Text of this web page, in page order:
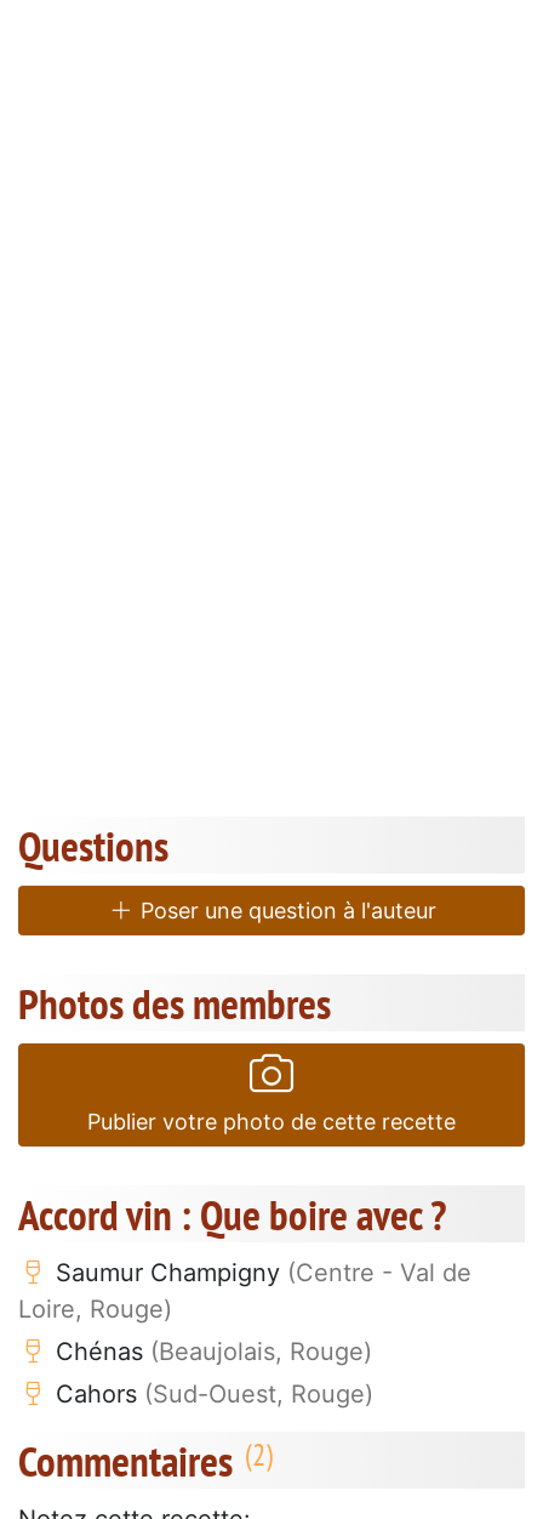
Questions
Poser une question à l'auteur
Photos des membres
Publier votre photo de cette recette
Accord vin : Que boire avec ?
Saumur Champigny (Centre - Val de
Loire, Rouge)
Chénas (Beaujolais, Rouge)
Cahors (Sud-Ouest, Rouge)
Commentaires